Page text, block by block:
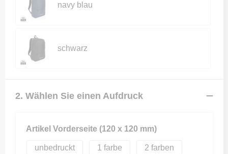
navy blau
schwarz
2. Wählen Sie einen Aufdruck
Artikel Vorderseite (120 x 120 mm)
unbedruckt 1 2